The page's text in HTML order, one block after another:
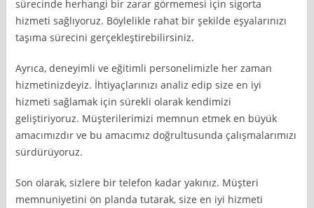
sürecinde herhangi bir zarar görmemesi için sigorta
hizmeti sağlıyoruz. Böylelikle rahat bir şekilde eşyalarınızı
taşıma sürecini gerçekleştirebilirsiniz.
Ayrıca, deneyimli ve eğitimli personelimizle her zaman
hizmetinizdeyiz. İhtiyaçlarınızı analiz edip size en iyi
hizmeti sağlamak için sürekli olarak kendimizi
geliştiriyoruz. Müşterilerimizi memnun etmek en büyük
amacımızdır ve bu amacımız doğrultusunda çalışmalarımızı
sürdürüyoruz.
Son olarak, sizlere bir telefon kadar yakınız. Müşteri
memnuniyetini ön planda tutarak, size en iyi hizmeti